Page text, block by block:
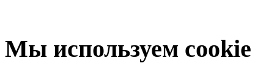
Мы используем cookie